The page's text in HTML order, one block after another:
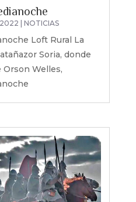
2022 | NOTICIAS
Loft Rural La
Soria, donde
Orson Welles,